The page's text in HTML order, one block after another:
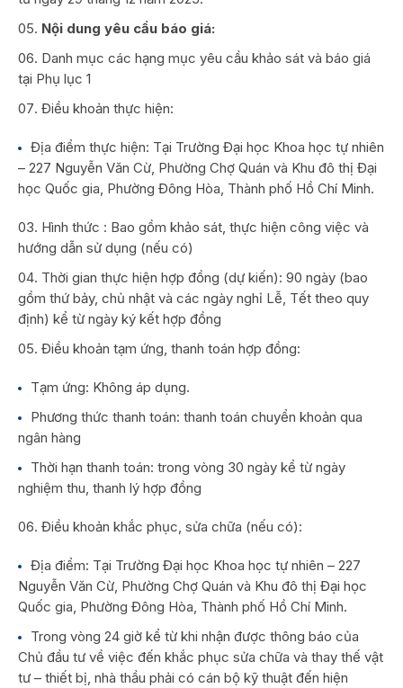
Nội dung yêu cầu báo giá:
Danh mục các hạng mục yêu cầu khảo sát và báo giá
tại Phụ lục 1
Điều khoản thực hiện:
Địa điểm thực hiện: Tại Trường Đại học Khoa học tự nhiên
– 227 Nguyễn Văn Cừ, Phường Chợ Quán và Khu đô thị Đại
học Quốc gia, Phường Đông Hòa, Thành phố Hồ Chí Minh.
Hình thức : Bao gồm khảo sát, thực hiện công việc và
hướng dẫn sử dụng (nếu có)
Thời gian thực hiện hợp đồng (dự kiến): 90 ngày (bao
gồm thứ bảy, chủ nhật và các ngày nghỉ Lễ, Tết theo quy
định) kể từ ngày ký kết hợp đồng
Điều khoản tạm ứng, thanh toán hợp đồng:
Tạm ứng: Không áp dụng.
Phương thức thanh toán: thanh toán chuyển khoản qua
ngân hàng
Thời hạn thanh toán: trong vòng 30 ngày kể từ ngày
nghiệm thu, thanh lý hợp đồng
Điều khoản khắc phục, sửa chữa (nếu có):
Địa điểm: Tại Trường Đại học Khoa học tự nhiên – 227
Nguyễn Văn Cừ, Phường Chợ Quán và Khu đô thị Đại học
Quốc gia, Phường Đông Hòa, Thành phố Hồ Chí Minh.
Trong vòng 24 giờ kể từ khi nhận được thông báo của
Chủ đầu tư về việc đến khắc phục sửa chữa và thay thế vật
tư – thiết bị, nhà thầu phải có cán bộ kỹ thuật đến hiện